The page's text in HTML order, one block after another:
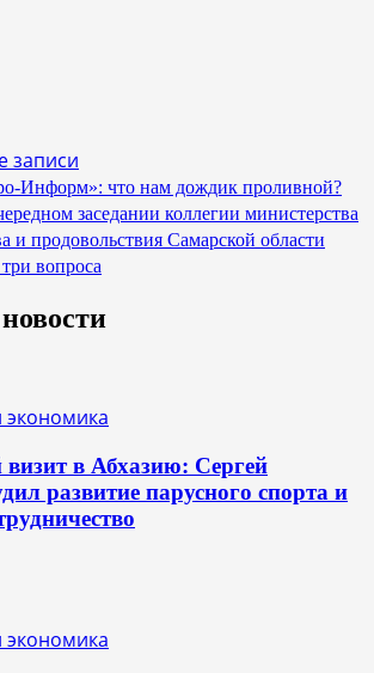
записи
Информ»: что нам дождик проливной?
заседании коллегии министерства
и продовольствия Самарской области
вопроса
экономика
в Абхазию: Сергей
развитие парусного спорта и
экономика